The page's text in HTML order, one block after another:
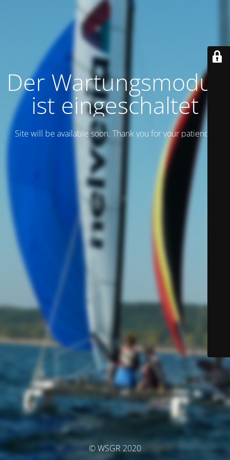
Der Wartungsmodus
ist eingeschaltet
Site will be available soon. Thank you for your patience!
© WSGR 2020